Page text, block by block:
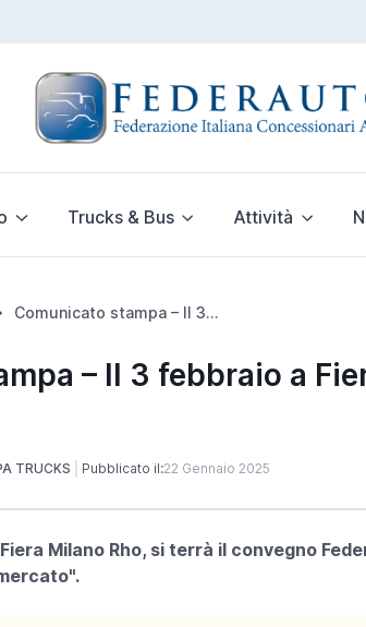
Trucks & Bus Attività
Comunicato stampa – Il 3 febbraio a Fiera Milano: «La parola al mercato»
– Il 3 febbraio a
TRUCKS Pubblicato il:22 Gennaio 2025
Milano Rho, si terrà il convegno